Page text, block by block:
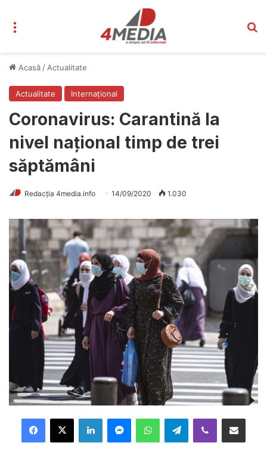
Acasă / Actualitate
Actualitate Internațional
Coronavirus: Carantină la
nivel național timp de trei
săptămâni
Redacția 4media.info 14/09/2020 1.030
Facebook
X LinkedInMessengerWhatsAppTelegramViber Distribuie prin mail